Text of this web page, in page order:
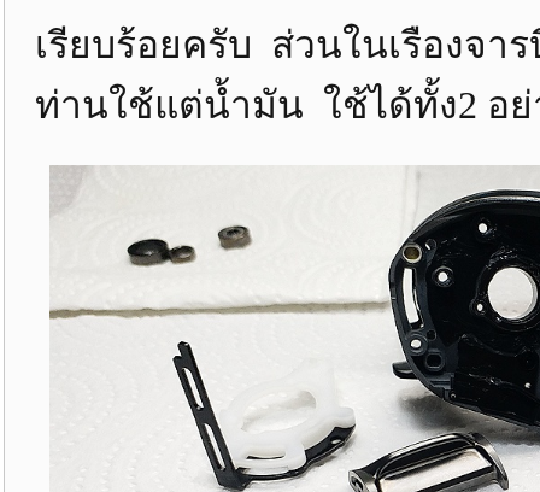
เรียบร้อยครับ ส่วนในเรืองจา
ท่านใช้แต่น้ำมัน ใช้ได้ทั้ง2 อ